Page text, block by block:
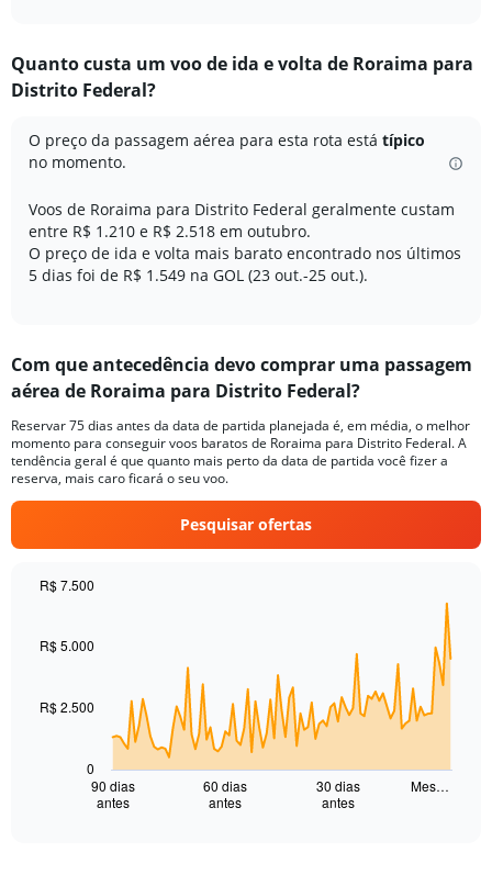
categories.
Range:
categories.
The
chart
2
Y
axes
displaying
Number
of
flights.
Quanto custa um voo de ida e volta de Roraima para
Distrito Federal?
O preço da passagem aérea para esta rota está típico
no momento.
Voos de Roraima para Distrito Federal geralmente custam
entre R$ 1.210 e R$ 2.518 em outubro.
O preço de ida e volta mais barato encontrado nos últimos
5 dias foi de R$ 1.549 na GOL (23 out.-25 out.).
Com que antecedência devo comprar uma passagem
aérea de Roraima para Distrito Federal?
Reservar 75 dias antes da data de partida planejada é, em média, o melhor
momento para conseguir voos baratos de Roraima para Distrito Federal. A
tendência geral é que quanto mais perto da data de partida você fizer a
reserva, mais caro ficará o seu voo.
Pesquisar ofertas
91
The
90 dias
antes
60 dias
antes
30 dias
antes
Mes…
0
R$ 2.500
R$ 5.000
R$ 7.500